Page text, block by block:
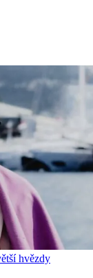
hvězdy